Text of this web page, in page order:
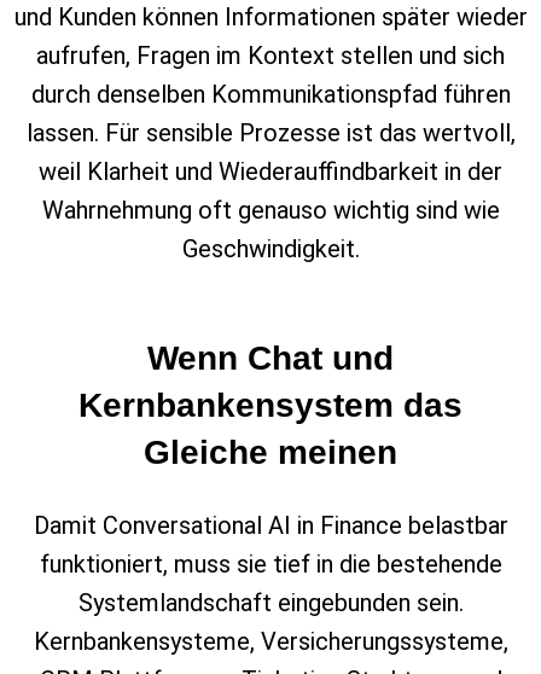
und Kunden können Informationen später wieder
aufrufen, Fragen im Kontext stellen und sich
durch denselben Kommunikationspfad führen
lassen. Für sensible Prozesse ist das wertvoll,
weil Klarheit und Wiederauffindbarkeit in der
Wahrnehmung oft genauso wichtig sind wie
Geschwindigkeit.
Wenn Chat und
Kernbankensystem das
Gleiche meinen
Damit Conversational AI in Finance belastbar
funktioniert, muss sie tief in die bestehende
Systemlandschaft eingebunden sein.
Kernbankensysteme, Versicherungssysteme,